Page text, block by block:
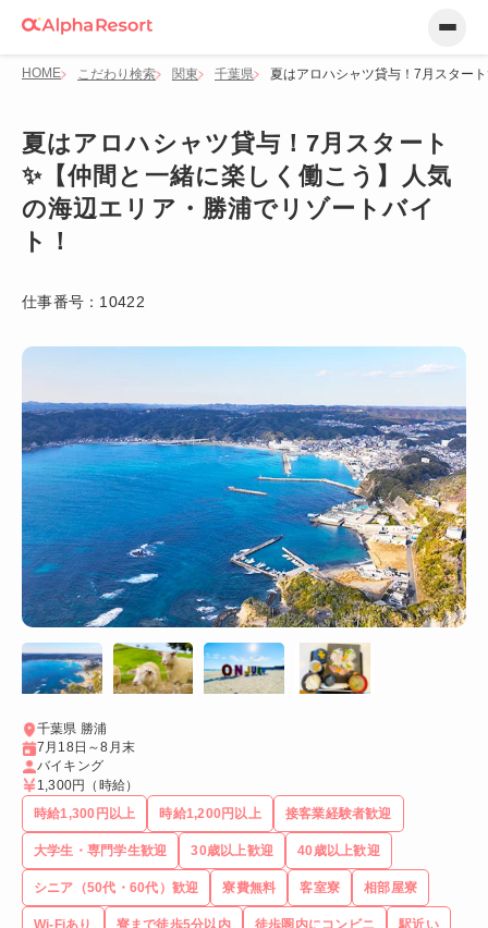
HOME こだわり検索 関東 千葉県 夏はアロハシャツ貸与！7月スター
夏はアロハシャツ貸与！7月スタート
✨【仲間と一緒に楽しく働こう】人気
の海辺エリア・勝浦でリゾートバイ
ト！
仕事番号： 10422
千葉県 勝浦
7月18日～8月末
バイキング
1,300円 （時給）
時給1,300円以上
時給1,200円以上 接客業経験者歓迎
大学生・専門学生歓迎 30歳以上歓迎 40歳以上歓迎
シニア（50代・60代）歓迎 寮費無料 客室寮 相部屋寮
Wi-Fiあり 寮まで徒歩5分以内 徒歩圏内にコンビニ 駅近い